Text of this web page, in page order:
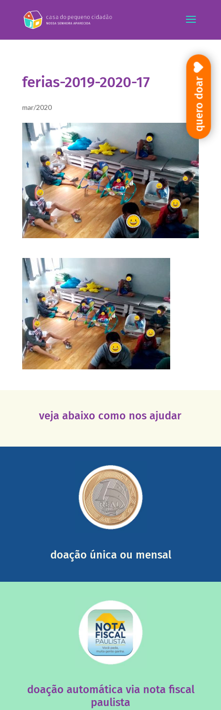
ferias-2019-2020-17
mar/2020
veja abaixo como nos ajudar
doação única ou mensal
mail mostrando tudo o que fizemos com a sua ajuda
somada a de outras pessoas.
saiba mais
doação automática via nota fiscal
paulista
saiba mais
quero doar